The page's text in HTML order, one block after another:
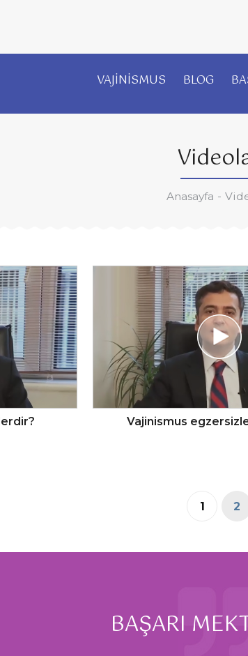
VAJİNİSMUS BLOG
Anasayfa
Vajinismus
1 2
BAŞARI